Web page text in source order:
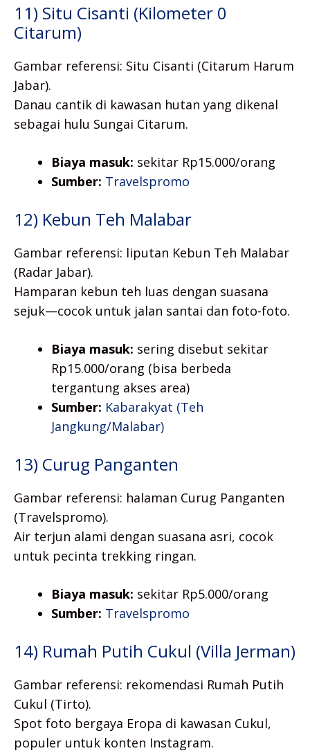
11) Situ Cisanti (Kilometer 0
Citarum)
Gambar referensi: Situ Cisanti (Citarum Harum
Jabar).
Danau cantik di kawasan hutan yang dikenal
sebagai hulu Sungai Citarum.
Biaya masuk: sekitar Rp15.000/orang
Sumber: Travelspromo
12) Kebun Teh Malabar
Gambar referensi: liputan Kebun Teh Malabar
(Radar Jabar).
Hamparan kebun teh luas dengan suasana
sejuk—cocok untuk jalan santai dan foto-foto.
Biaya masuk: sering disebut sekitar
Rp15.000/orang (bisa berbeda
tergantung akses area)
Sumber: Kabarakyat (Teh
Jangkung/Malabar)
13) Curug Panganten
Gambar referensi: halaman Curug Panganten
(Travelspromo).
Air terjun alami dengan suasana asri, cocok
untuk pecinta trekking ringan.
Biaya masuk: sekitar Rp5.000/orang
Sumber: Travelspromo
14) Rumah Putih Cukul (Villa Jerman)
Gambar referensi: rekomendasi Rumah Putih
Cukul (Tirto).
Spot foto bergaya Eropa di kawasan Cukul,
populer untuk konten Instagram.